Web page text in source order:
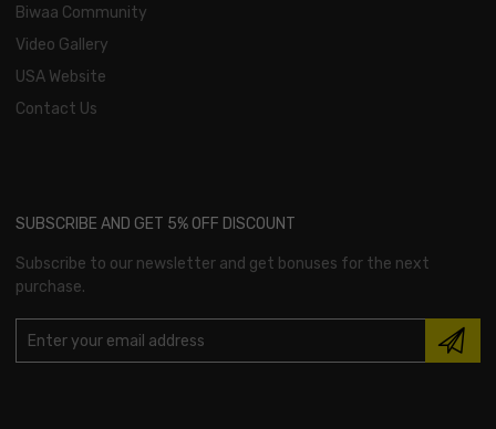
Biwaa Community
Video Gallery
USA Website
Contact Us
SUBSCRIBE AND GET 5% OFF DISCOUNT
Subscribe to our newsletter and get bonuses for the next
purchase.